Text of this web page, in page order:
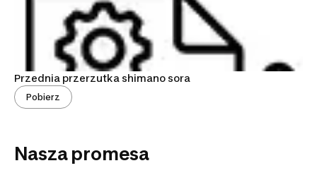
Przednia przerzutka shimano sora
Pobierz
Nasza promesa